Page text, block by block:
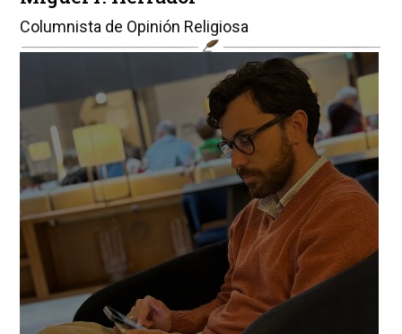
Columnista de Opinión Religiosa